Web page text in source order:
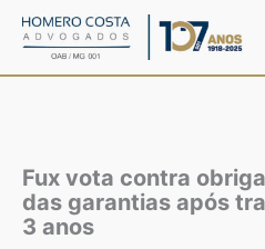
para
Fux vota contra
das garantias após
3 anos